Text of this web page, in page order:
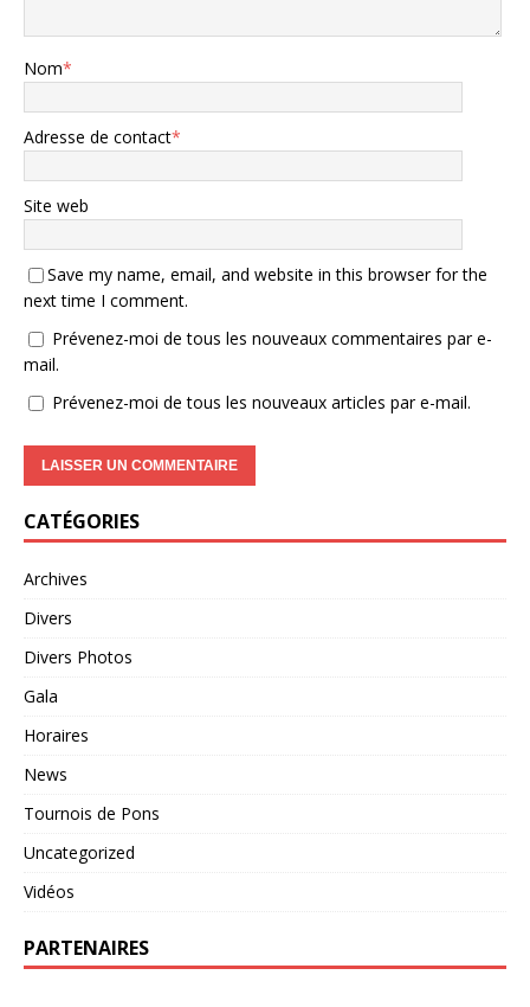
Nom*
Adresse de contact*
Site web
Save my name, email, and website in this browser for the
next time I comment.
Prévenez-moi de tous les nouveaux commentaires par e-
mail.
Prévenez-moi de tous les nouveaux articles par e-mail.
CATÉGORIES
Archives
Divers
Divers Photos
Gala
Horaires
News
Tournois de Pons
Uncategorized
Vidéos
PARTENAIRES